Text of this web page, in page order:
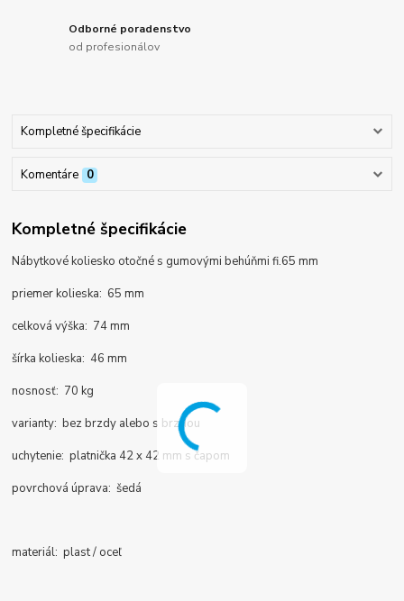
Odborné poradenstvo
od profesionálov
Kompletné špecifikácie
Komentáre 0
Kompletné špecifikácie
Nábytkové koliesko otočné s gumovými behúňmi fi.65 mm
priemer kolieska: 65 mm
celková výška: 74 mm
šírka kolieska: 46 mm
nosnosť: 70 kg
varianty: bez brzdy alebo s brzdou
uchytenie: platnička 42 x 42 mm s čapom
povrchová úprava: šedá
materiál: plast / oceľ